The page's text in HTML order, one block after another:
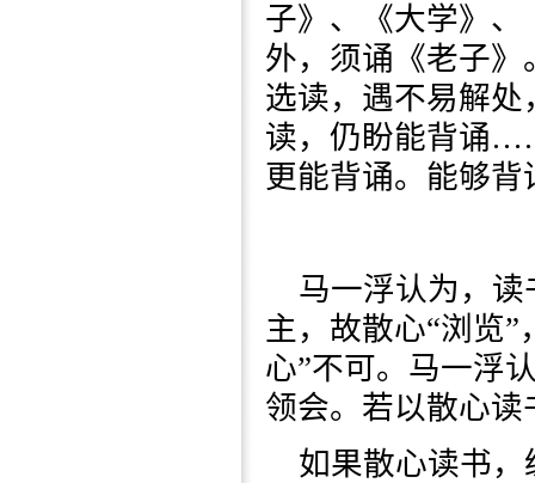
子》、《大学》
外，须诵《老子
选读，遇不易解
读，仍盼能背诵
更能背诵。能够
马一浮认为，读
主，故散心“浏览
心”不可。马一浮
领会。若以散心
如果散心读书